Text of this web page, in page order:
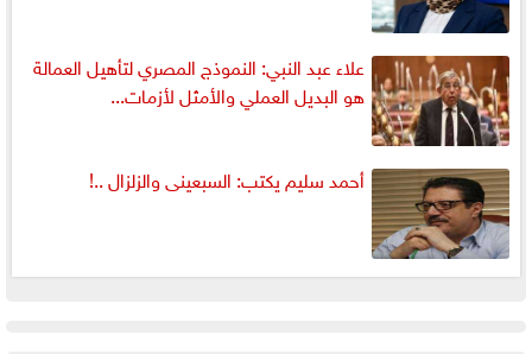
علاء عبد النبي: النموذج المصري لتأهيل العمالة
هو البديل العملي والأمثل لأزمات...
أحمد سليم يكتب: السبعينى والزلزال ..!